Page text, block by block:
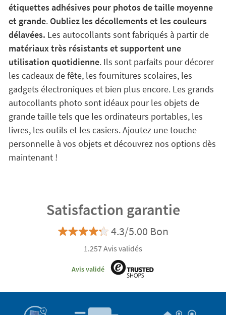
étiquettes adhésives pour photos de taille moyenne
et grande. Oubliez les décollements et les couleurs
délavées. Les autocollants sont fabriqués à partir de
matériaux très résistants et supportent une
utilisation quotidienne. Ils sont parfaits pour décorer
les cadeaux de fête, les fournitures scolaires, les
gadgets électroniques et bien plus encore. Les grands
autocollants photo sont idéaux pour les objets de
grande taille tels que les ordinateurs portables, les
livres, les outils et les casiers. Ajoutez une touche
personnelle à vos objets et découvrez nos options dès
maintenant !
Satisfaction garantie
4.3/5.00 Bon
1.257 Avis validés
Avis validé